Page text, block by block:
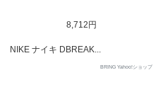
8,712円
NIKE ナイキ DBREAK...
BRING Yahoo!ショップ